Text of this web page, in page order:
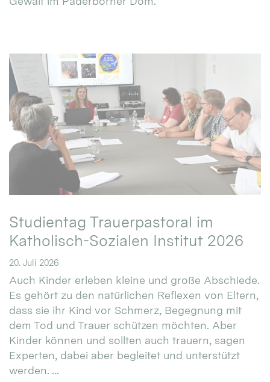
Studientag Trauerpastoral im
Katholisch-Sozialen Institut 2026
20. Juli 2026
Auch Kinder erleben kleine und große Abschiede.
Es gehört zu den natürlichen Reflexen von Eltern,
dass sie ihr Kind vor Schmerz, Begegnung mit
dem Tod und Trauer schützen möchten. Aber
Kinder können und sollten auch trauern, sagen
Experten, dabei aber begleitet und unterstützt
werden. ...